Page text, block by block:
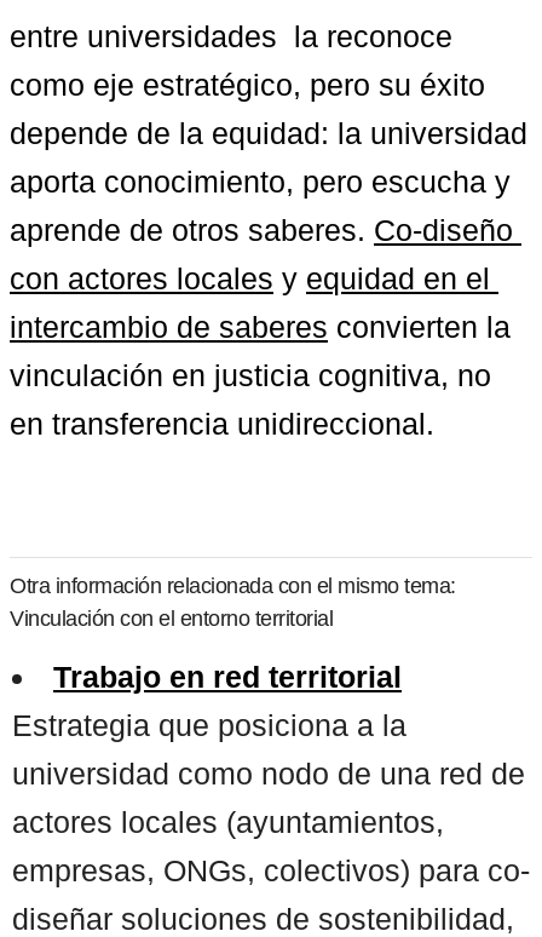
entre universidades  la reconoce
como eje estratégico, pero su éxito
depende de la equidad: la universidad
aporta conocimiento, pero escucha y
aprende de otros saberes. Co-diseño
con actores locales y equidad en el
intercambio de saberes convierten la
vinculación en justicia cognitiva, no
en transferencia unidireccional.
Otra información relacionada con el mismo tema:
Vinculación con el entorno territorial
Trabajo en red territorial
Estrategia que posiciona a la
universidad como nodo de una red de
actores locales (ayuntamientos,
empresas, ONGs, colectivos) para co-
diseñar soluciones de sostenibilidad,